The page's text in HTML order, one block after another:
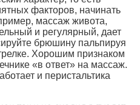
факторов, начинать
массаж живота,
и регулярный, дает
брюшину пальпируя
Хорошим признаком
«в ответ» на массаж.
и перистальтика